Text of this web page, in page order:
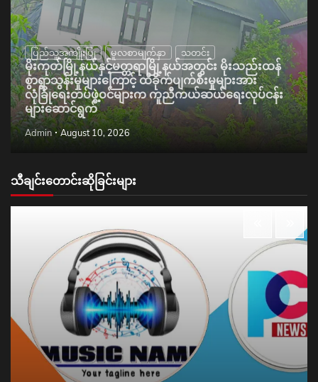
ပြည်သူ့အကျိုးပြု မူလစာမျက်နှာ သတင်း
မိုးကုတ်မြို့နယ်နှင့်မတ္တရာမြို့နယ်အတွင်း မိုးသည်းထန်
စွာရွာသွန်းမှုများကြောင့် ထိခိုက်ပျက်စီးမှုများအား
လုံခြုံရေးတပ်ဖွဲ့ဝင်များက ကူညီကယ်ဆယ်ရေးလုပ်ငန်း
များဆောင်ရွက်
Admin August 10, 2026
သီချင်းတောင်းဆိုခြင်းများ